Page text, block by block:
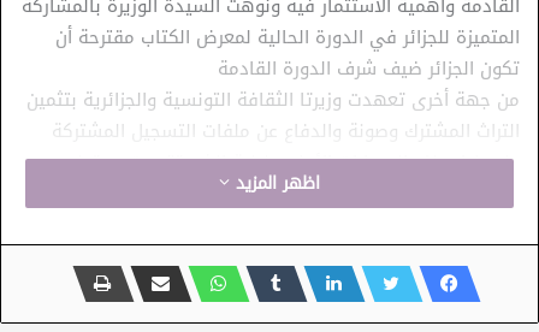
المتميزة للجزائر في الدورة الحالية لمعرض الكتاب مقترحة أن
تكون الجزائر ضيف شرف الدورة القادمة
من جهة أخرى تعهدت وزيرتا الثقافة التونسية والجزائرية بتثمين
التراث المشترك وصونة والدفاع عن ملفات التسجيل المشتركة
على غرار ملف المسارات الأوغسطينية الذي تقدمت به تونس
والجزائر وإيطاليا والفاتيكان.اظهر المزيد